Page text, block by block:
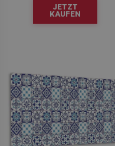
JETZT
KAUFEN